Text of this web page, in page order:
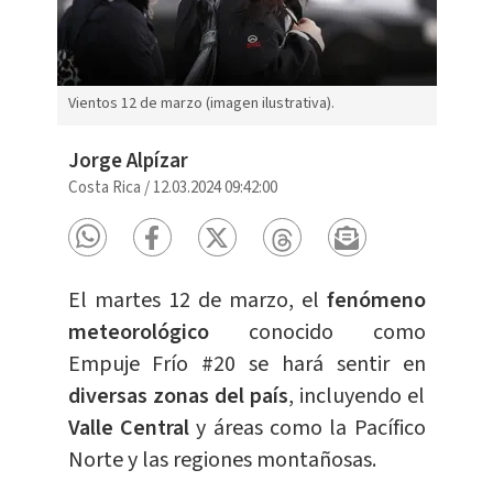
Vientos 12 de marzo (imagen ilustrativa).
Jorge Alpízar
Costa Rica /12.03.2024 09:42:00
El martes 12 de marzo, el fenómeno
meteorológicoconocido como
Empuje Frío #20 se hará sentir en
diversas zonas del país, incluyendo el
Valle Centraly áreas como la Pacífico
Norte y las regiones montañosas.